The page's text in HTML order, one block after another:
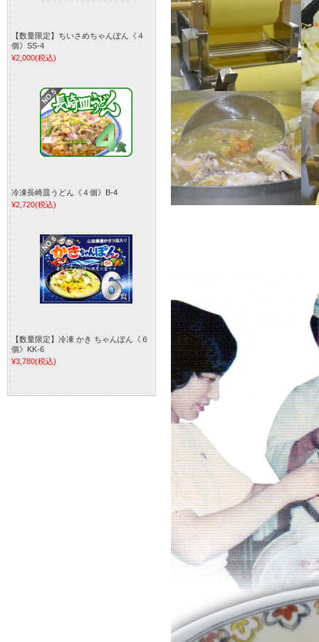
【数量限定】ちいさめちゃんぽん《４
個》SS-4
¥2,000(税込)
冷凍長崎皿うどん《４個》B-4
¥2,720(税込)
【数量限定】冷凍 かき ちゃんぽん《６
個》KK-6
¥3,780(税込)